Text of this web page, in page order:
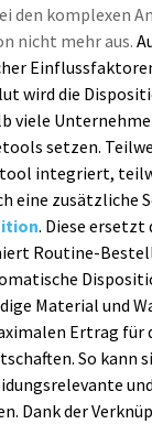
den komplexen
nicht mehr aus.
wird die
viele
setzen.
integriert,
eine zusätzliche
. Diese ersetzt
Routine-
Material und
Ertrag für
So kann
Dank der